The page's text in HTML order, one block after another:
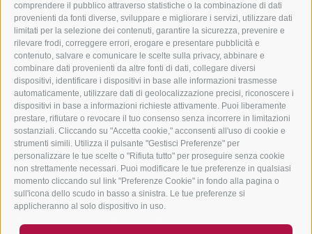
comprendere il pubblico attraverso statistiche o la combinazione di dati
provenienti da fonti diverse, sviluppare e migliorare i servizi, utilizzare dati
limitati per la selezione dei contenuti, garantire la sicurezza, prevenire e
rilevare frodi, correggere errori, erogare e presentare pubblicità e
contenuto, salvare e comunicare le scelte sulla privacy, abbinare e
combinare dati provenienti da altre fonti di dati, collegare diversi
dispositivi, identificare i dispositivi in base alle informazioni trasmesse
automaticamente, utilizzare dati di geolocalizzazione precisi, riconoscere i
dispositivi in base a informazioni richieste attivamente. Puoi liberamente
prestare, rifiutare o revocare il tuo consenso senza incorrere in limitazioni
sostanziali. Cliccando su "Accetta cookie," acconsenti all'uso di cookie e
strumenti simili. Utilizza il pulsante "Gestisci Preferenze" per
personalizzare le tue scelte o "Rifiuta tutto" per proseguire senza cookie
non strettamente necessari. Puoi modificare le tue preferenze in qualsiasi
momento cliccando sul link "Preferenze Cookie" in fondo alla pagina o
sull'icona dello scudo in basso a sinistra. Le tue preferenze si
applicheranno al solo dispositivo in uso.